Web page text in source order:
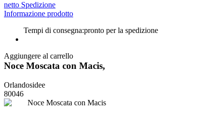
netto Spedizione
Informazione prodotto
Tempi di consegna:pronto per la spedizione
Aggiungere al carrello
Noce Moscata con Macis,
Orlandosidee
80046